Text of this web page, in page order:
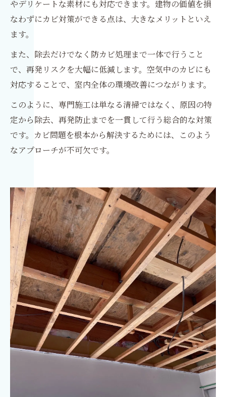
やデリケートな素材にも対応できます。建物の価値を損
なわずにカビ対策ができる点は、大きなメリットといえ
ます。
また、除去だけでなく防カビ処理まで一体で行うこと
で、再発リスクを大幅に低減します。空気中のカビにも
対応することで、室内全体の環境改善につながります。
このように、専門施工は単なる清掃ではなく、原因の特
定から除去、再発防止までを一貫して行う総合的な対策
です。カビ問題を根本から解決するためには、このよう
なアプローチが不可欠です。